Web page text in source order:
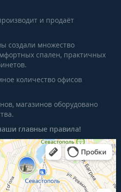
и продаёт
создали множество
спален, практичных
количество офисов
магазинов оборудовано
главные правила!